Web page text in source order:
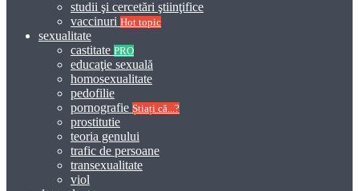
studii şi cercetări ştiinţifice
vaccinuri Hot topic
sexualitate
castitate PRO
educaţie sexuală
homosexualitate
pedofilie
pornografie Știați că...?
prostitutie
teoria genului
trafic de persoane
transexualitate
viol